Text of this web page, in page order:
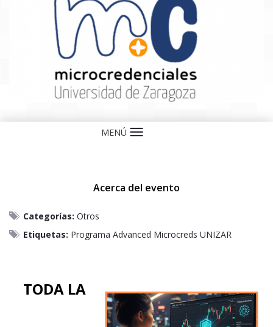
MENÚ Idioma
Acerca del evento
Categorías: Otros
Etiquetas: Programa Advanced Microcreds UNIZAR
TODA LA